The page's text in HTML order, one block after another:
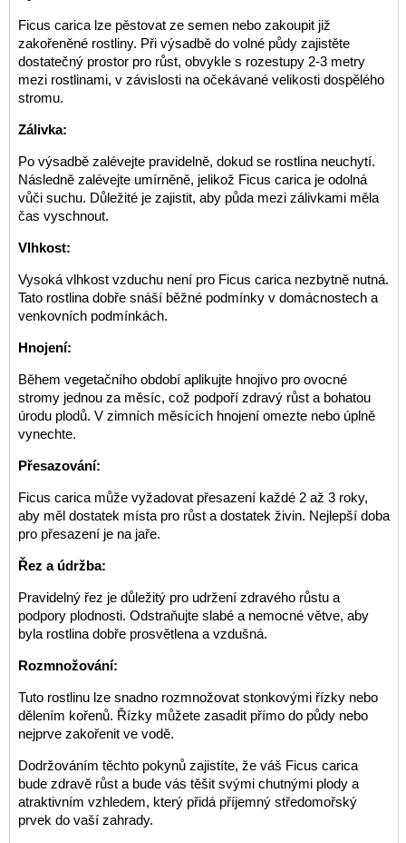
Ficus carica lze pěstovat ze semen nebo zakoupit již
zakořeněné rostliny. Při výsadbě do volné půdy zajistěte
dostatečný prostor pro růst, obvykle s rozestupy 2-3 metry
mezi rostlinami, v závislosti na očekávané velikosti dospělého
stromu.
Zálivka:
Po výsadbě zalévejte pravidelně, dokud se rostlina neuchytí.
Následně zalévejte umírněně, jelikož Ficus carica je odolná
vůči suchu. Důležité je zajistit, aby půda mezi zálivkami měla
čas vyschnout.
Vlhkost:
Vysoká vlhkost vzduchu není pro Ficus carica nezbytně nutná.
Tato rostlina dobře snáší běžné podmínky v domácnostech a
venkovních podmínkách.
Hnojení:
Během vegetačního období aplikujte hnojivo pro ovocné
stromy jednou za měsíc, což podpoří zdravý růst a bohatou
úrodu plodů. V zimních měsících hnojení omezte nebo úplně
vynechte.
Přesazování:
Ficus carica může vyžadovat přesazení každé 2 až 3 roky,
aby měl dostatek místa pro růst a dostatek živin. Nejlepší doba
pro přesazení je na jaře.
Řez a údržba:
Pravidelný řez je důležitý pro udržení zdravého růstu a
podpory plodnosti. Odstraňujte slabé a nemocné větve, aby
byla rostlina dobře prosvětlena a vzdušná.
Rozmnožování:
Tuto rostlinu lze snadno rozmnožovat stonkovými řízky nebo
dělením kořenů. Řízky můžete zasadit přímo do půdy nebo
nejprve zakořenit ve vodě.
Dodržováním těchto pokynů zajistíte, že váš Ficus carica
bude zdravě růst a bude vás těšit svými chutnými plody a
atraktivním vzhledem, který přidá příjemný středomořský
prvek do vaší zahrady.